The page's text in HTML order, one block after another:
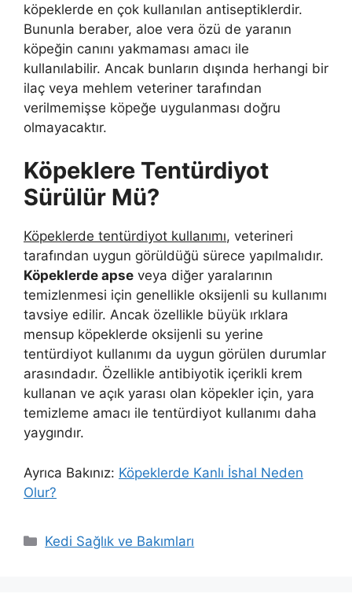
köpeklerde en çok kullanılan antiseptiklerdir.
Bununla beraber, aloe vera özü de yaranın
köpeğin canını yakmaması amacı ile
kullanılabilir. Ancak bunların dışında herhangi bir
ilaç veya mehlem veteriner tarafından
verilmemişse köpeğe uygulanması doğru
olmayacaktır.
Köpeklere Tentürdiyot
Sürülür Mü?
Köpeklerde tentürdiyot kullanımı, veterineri
tarafından uygun görüldüğü sürece yapılmalıdır.
Köpeklerde apse veya diğer yaralarının
temizlenmesi için genellikle oksijenli su kullanımı
tavsiye edilir. Ancak özellikle büyük ırklara
mensup köpeklerde oksijenli su yerine
tentürdiyot kullanımı da uygun görülen durumlar
arasındadır. Özellikle antibiyotik içerikli krem
kullanan ve açık yarası olan köpekler için, yara
temizleme amacı ile tentürdiyot kullanımı daha
yaygındır.
Ayrıca Bakınız: Köpeklerde Kanlı İshal Neden
Olur?
Kategoriler
Kedi Sağlık ve Bakımları